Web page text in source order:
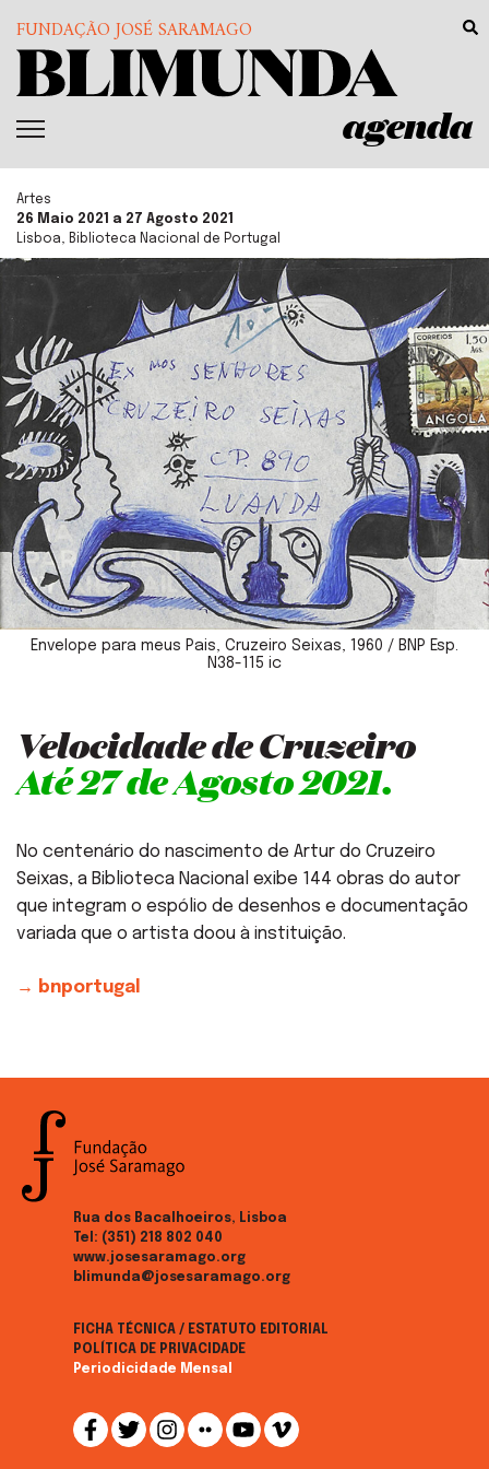
FUNDAÇÃO JOSÉ SARAMAGO
agenda
Artes
26 Maio 2021 a 27 Agosto 2021
Lisboa, Biblioteca Nacional de Portugal
Envelope para meus Pais, Cruzeiro Seixas, 1960 / BNP Esp.
N38-115 ic
Velocidade de Cruzeiro
Até 27 de Agosto 2021.
No centenário do nascimento de Artur do Cruzeiro
Seixas, a Biblioteca Nacional exibe 144 obras do autor
que integram o espólio de desenhos e documentação
variada que o artista doou à instituição.
→ bnportugal
Rua dos Bacalhoeiros, Lisboa
Tel: (351) 218 802 040
www.josesaramago.org
blimunda@josesaramago.org
FICHA TÉCNICA / ESTATUTO EDITORIAL
POLÍTICA DE PRIVACIDADE
Periodicidade Mensal